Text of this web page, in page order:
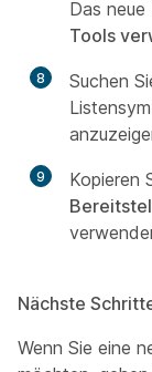
Das
Tools
8
Suchen
9 Kopieren
Nächste
Wenn Sie eine